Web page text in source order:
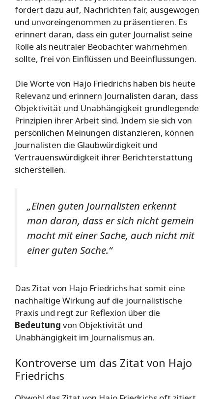
fordert dazu auf, Nachrichten fair, ausgewogen
und unvoreingenommen zu präsentieren. Es
erinnert daran, dass ein guter Journalist seine
Rolle als neutraler Beobachter wahrnehmen
sollte, frei von Einflüssen und Beeinflussungen.
Die Worte von Hajo Friedrichs haben bis heute
Relevanz und erinnern Journalisten daran, dass
Objektivität und Unabhängigkeit grundlegende
Prinzipien ihrer Arbeit sind. Indem sie sich von
persönlichen Meinungen distanzieren, können
Journalisten die Glaubwürdigkeit und
Vertrauenswürdigkeit ihrer Berichterstattung
sicherstellen.
„Einen guten Journalisten erkennt
man daran, dass er sich nicht gemein
macht mit einer Sache, auch nicht mit
einer guten Sache.“
Das Zitat von Hajo Friedrichs hat somit eine
nachhaltige Wirkung auf die journalistische
Praxis und regt zur Reflexion über die
Bedeutung von Objektivität und
Unabhängigkeit im Journalismus an.
Kontroverse um das Zitat von Hajo
Friedrichs